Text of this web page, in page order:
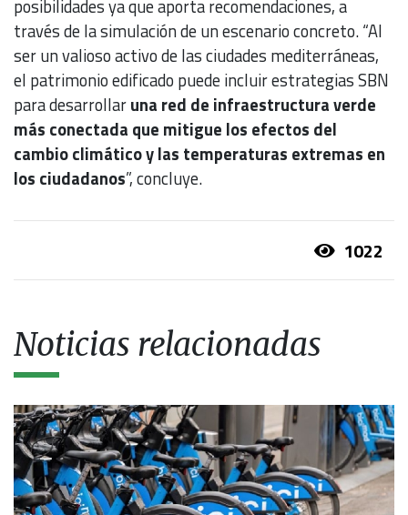
posibilidades ya que aporta recomendaciones, a
través de la simulación de un escenario concreto. “Al
ser un valioso activo de las ciudades mediterráneas,
el patrimonio edificado puede incluir estrategias SBN
para desarrollaruna red de infraestructura verde
más conectada que mitigue los efectos del
cambio climático y las temperaturas extremas en
los ciudadanos”, concluye.
1022
Noticias relacionadas